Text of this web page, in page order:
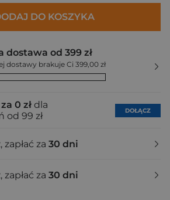
DO KOSZYKA
dostawa od 399 zł
dostawy brakuje Ci 399,00 zł
0 zł dla
od 99 zł
DOŁĄCZ
zapłać za 30 dni
zapłać za 30 dni